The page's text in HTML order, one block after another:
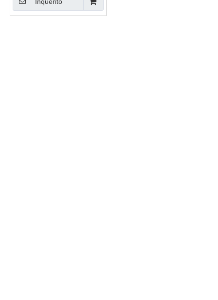
1500RPM SDEC